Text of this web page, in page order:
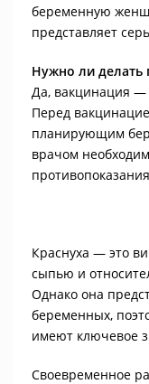
беременную
представляет
Нужно ли делать
Да, вакцинация
Перед
планирующим
врачом
Краснуха — это
сыпью и
Однако она
беременных,
имеют ключевое
Своевременное